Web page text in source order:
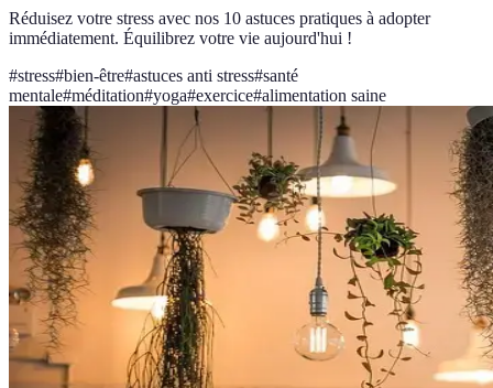
Réduisez votre stress avec nos 10 astuces pratiques à adopter
immédiatement. Équilibrez votre vie aujourd'hui !
#stress#bien-être#astuces anti stress#santé
mentale#méditation#yoga#exercice#alimentation saine